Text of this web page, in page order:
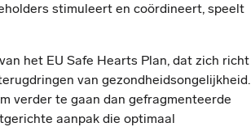
stimuleert en coördineert, speelt
het EU Safe Hearts Plan, dat zich richt
van gezondheidsongelijkheid.
verder te gaan dan gefragmenteerde
aanpak die optimaal